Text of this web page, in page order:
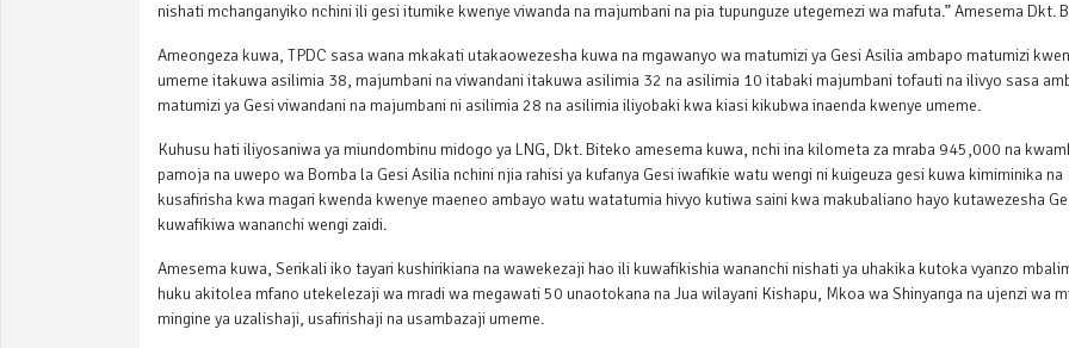
nishati mchanganyiko nchini ili gesi itumike kwenye viwanda na majumbani na pia tupunguze utegemezi wa mafuta.” Amesema Dkt.
Ameongeza kuwa, TPDC sasa wana mkakati utakaowezesha kuwa na mgawanyo wa matumizi ya Gesi Asilia ambapo matumizi
umeme itakuwa asilimia 38, majumbani na viwandani itakuwa asilimia 32 na asilimia 10 itabaki majumbani tofauti na ilivyo sasa
matumizi ya Gesi viwandani na majumbani ni asilimia 28 na asilimia iliyobaki kwa kiasi kikubwa inaenda kwenye umeme.
Kuhusu hati iliyosaniwa ya miundombinu midogo ya LNG, Dkt. Biteko amesema kuwa, nchi ina kilometa za mraba 945,000 na
pamoja na uwepo wa Bomba la Gesi Asilia nchini njia rahisi ya kufanya Gesi iwafikie watu wengi ni kuigeuza gesi kuwa kimiminika na
kusafirisha kwa magari kwenda kwenye maeneo ambayo watu watatumia hivyo kutiwa saini kwa makubaliano hayo kutawezesha
kuwafikiwa wananchi wengi zaidi.
Amesema kuwa, Serikali iko tayari kushirikiana na wawekezaji hao ili kuwafikishia wananchi nishati ya uhakika kutoka vyanzo
huku akitolea mfano utekelezaji wa mradi wa megawati 50 unaotokana na Jua wilayani Kishapu, Mkoa wa Shinyanga na ujenzi wa
mingine ya uzalishaji, usafirishaji na usambazaji umeme.